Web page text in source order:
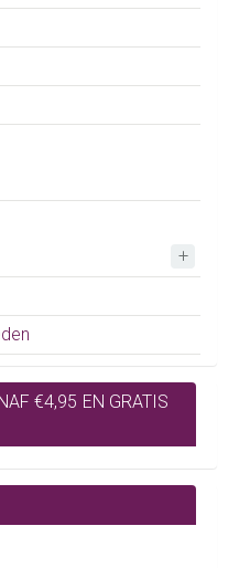
€4,95 EN GRATIS